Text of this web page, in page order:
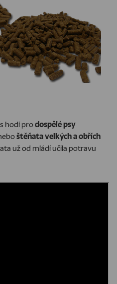
hodí prodospělé psy
štěňata velkých a obřích
už od mládí učila potravu